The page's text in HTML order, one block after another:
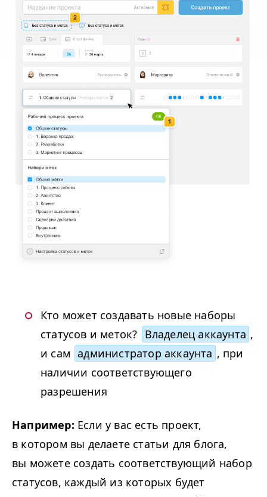
Кто может создавать новые наборы
статусов и меток? Владелец аккаунта ,
и сам администратор аккаунта , при
наличии соответствующего
разрешения
Например: Если у вас есть проект,
в котором вы делаете статьи для блога,
вы можете создать соответствующий набор
статусов, каждый из которых будет